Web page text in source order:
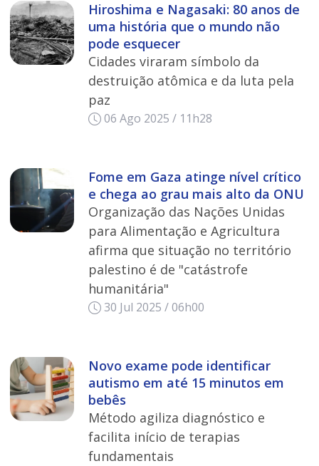
Hiroshima e Nagasaki: 80 anos de
uma história que o mundo não
pode esquecer
Cidades viraram símbolo da
destruição atômica e da luta pela
paz
06 Ago 2025 / 11h28
Fome em Gaza atinge nível crítico
e chega ao grau mais alto da ONU
Organização das Nações Unidas
para Alimentação e Agricultura
afirma que situação no território
palestino é de "catástrofe
humanitária"
30 Jul 2025 / 06h00
Novo exame pode identificar
autismo em até 15 minutos em
bebês
Método agiliza diagnóstico e
facilita início de terapias
fundamentais